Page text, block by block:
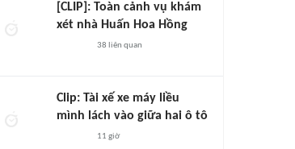
[CLIP]: Toàn cảnh vụ khám
xét nhà Huấn Hoa Hồng
38 liên quan
Clip: Tài xế xe máy liều
mình lách vào giữa hai ô tô
11 giờ